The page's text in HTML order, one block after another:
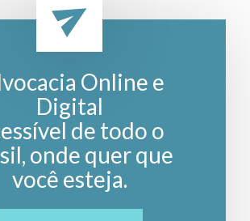
Online e
Digital
de todo o
onde quer que
você esteja.